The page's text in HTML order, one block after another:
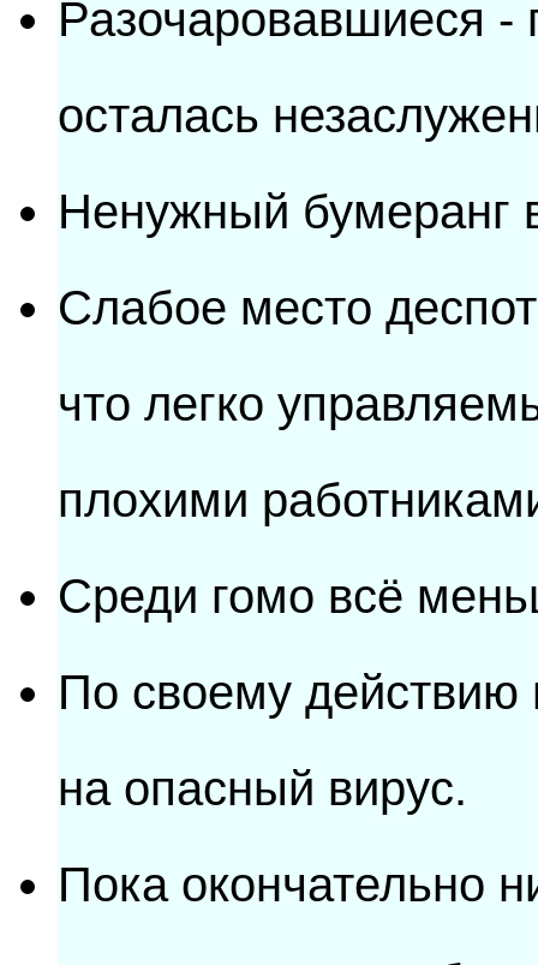
Разочаровавшиеся -
осталась
Ненужный бумеранг
Слабое место
что легко
плохими
Среди гомо всё
По своему действию
на опасный вирус.
Пока окончательно